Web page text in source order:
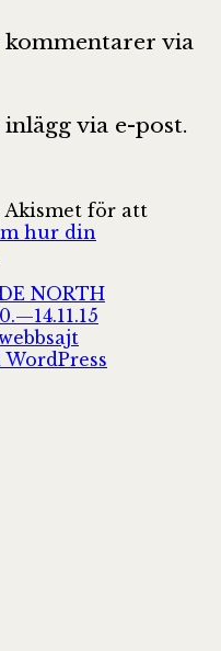
via
via e-post.
Akismet för att
hur din
NORTH